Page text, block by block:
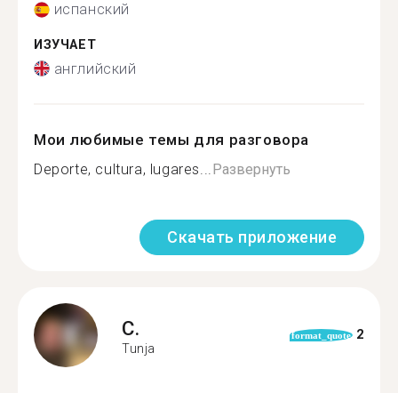
испанский
ИЗУЧАЕТ
английский
Мои любимые темы для разговора
Deporte, cultura, lugares... Развернуть
Скачать приложение
C.
Tunja
format_quote 2